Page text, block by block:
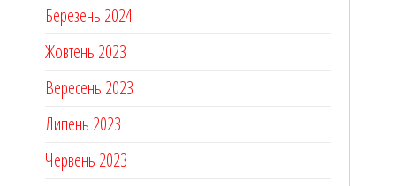
Березень 2024
Жовтень 2023
Вересень 2023
Липень 2023
Червень 2023